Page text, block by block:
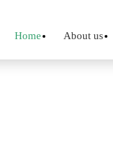
Home About us